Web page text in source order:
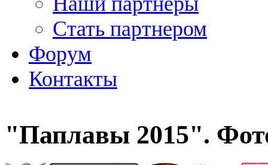
Стать партнером
Форум
Контакты
"Паплавы 2015".